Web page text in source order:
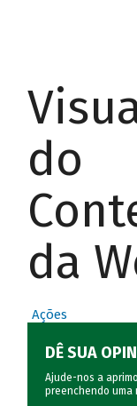
do
da
Ações
DÊ SUA
Ajude-nos a
preenchendo uma